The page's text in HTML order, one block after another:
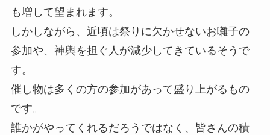
も増して望まれます。
しかしながら、近頃は祭りに欠かせないお囃子の
参加や、神輿を担ぐ人が減少してきているそうで
す。
催し物は多くの方の参加があって盛り上がるもの
です。
誰かがやってくれるだろうではなく、皆さんの積